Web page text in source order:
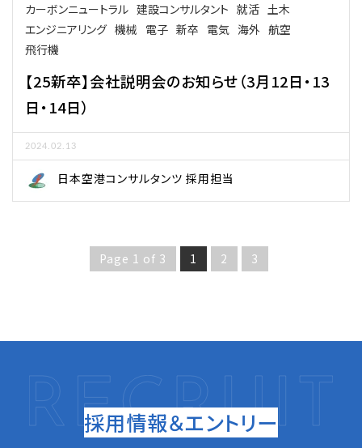
カーボンニュートラル 建設コンサルタント 就活 土木
エンジニアリング 機械 電子 新卒 電気 海外 航空
飛行機
【25新卒】会社説明会のお知らせ（3月12日・13
日・14日）
2024.02.13
日本空港コンサルタンツ 採用担当
Page 1 of 3 1 2 3
採用情報＆エントリー